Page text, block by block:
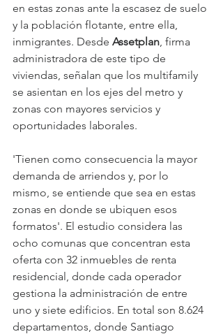
en estas zonas ante la escasez de suelo
y la población flotante, entre ella,
inmigrantes. Desde Assetplan, firma
administradora de este tipo de
viviendas, señalan que los multifamily
se asientan en los ejes del metro y
zonas con mayores servicios y
oportunidades laborales.
'Tienen como consecuencia la mayor
demanda de arriendos y, por lo
mismo, se entiende que sea en estas
zonas en donde se ubiquen esos
formatos'. El estudio considera las
ocho comunas que concentran esta
oferta con 32 inmuebles de renta
residencial, donde cada operador
gestiona la administración de entre
uno y siete edificios. En total son 8.624
departamentos, donde Santiago